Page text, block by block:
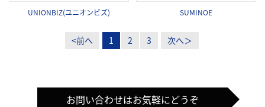
UNIONBIZ(ユニオンビズ) SUMINOE
<前へ 1 2 3 次へ＞
お問い合わせはお気軽にどうぞ